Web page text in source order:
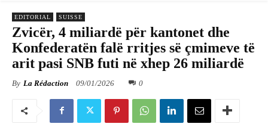
EDITORIAL SUISSE
Zvicër, 4 miliardë për kantonet dhe
Konfederatën falë rritjes së çmimeve të
arit pasi SNB futi në xhep 26 miliardë
By La Rédaction 09/01/2026 0